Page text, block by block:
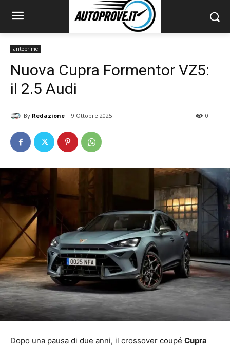
anteprime
Nuova Cupra Formentor VZ5:
il 2.5 Audi
By Redazione 9 Ottobre 2025 0
Dopo una pausa di due anni, il crossover coupé Cupra